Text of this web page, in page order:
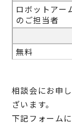
ロボットアー
のご担当者
無料
相談会にお申
ざいます。
下記フォーム